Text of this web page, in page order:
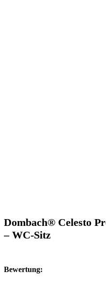
Dombach® Celesto
– WC-Sitz
Bewertung: